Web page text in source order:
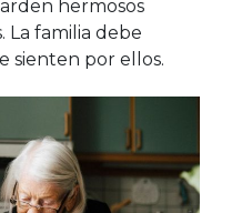
hermosos
La familia debe
sienten por ellos.